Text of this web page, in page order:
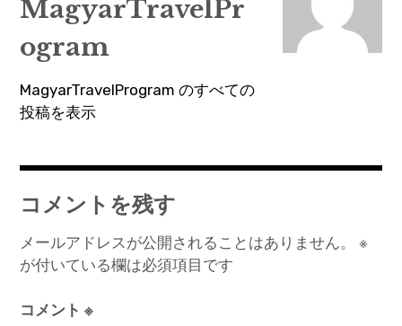
ゲ
ー
シ
ョ
ン
MagyarTravelPr
ogram
MagyarTravelProgram のすべての
投稿を表示
コメントを残す
メールアドレスが公開されることはありません。
※
が付いている欄は必須項目です
コメント※